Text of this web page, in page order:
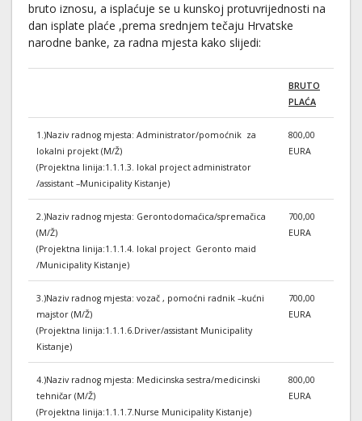
bruto iznosu, a isplaćuje se u kunskoj protuvrijednosti na
dan isplate plaće ,prema srednjem tečaju Hrvatske
narodne banke, za radna mjesta kako slijedi:
BRUTO
PLAĆA
1.)Naziv radnog mjesta: Administrator/pomoćnik za
lokalni projekt (M/Ž)
(Projektna linija:1.1.1.3. lokal project administrator
/assistant –Municipality Kistanje)
800,00
EURA
2.)Naziv radnog mjesta: Gerontodomaćica/spremačica
(M/Ž)
(Projektna linija:1.1.1.4. lokal project Geronto maid
/Municipality Kistanje)
700,00
EURA
3.)Naziv radnog mjesta: vozač , pomoćni radnik –kućni
majstor (M/Ž)
(Projektna linija:1.1.1.6.Driver/assistant Municipality
Kistanje)
700,00
EURA
4.)Naziv radnog mjesta: Medicinska sestra/medicinski
tehničar (M/Ž)
(Projektna linija:1.1.1.7.Nurse Municipality Kistanje)
800,00
EURA